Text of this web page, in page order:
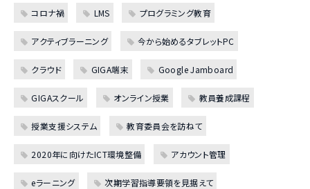
コロナ禍 LMS プログラミング教育
アクティブラーニング 今から始めるタブレットPC
クラウド GIGA端末 Google Jamboard
GIGAスクール オンライン授業 教員養成課程
授業支援システム 教育委員会を訪ねて
2020年に向けたICT環境整備 アカウント管理
eラーニング 次期学習指導要領を見据えて